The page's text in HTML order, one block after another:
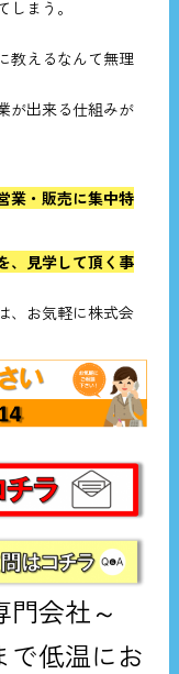
まう。
教えるなんて無理
が出来る仕組みが
業・販売に集中特
、見学して頂く事
、お気軽に株式会
門会社～
で低温にお